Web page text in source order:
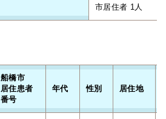
市居住者 1人
船橋市
居住患者
番号
年代 性別 居住地